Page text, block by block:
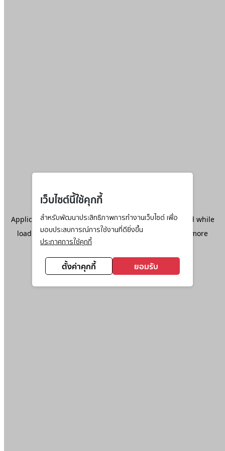
เว็บไซต์นี้ใช้คุกกี้
สำหรับพัฒนาประสิทธิภาพการทำงานเว็บไซต์ เพื่อ
มอบประสบการณ์การใช้งานที่ดียิ่งขึ้น
ประกาศการใช้คุกกี้
ตั้งค่าคุกกี้ ยอมรับ
Application error: aclient-side exception has occurred while
loadingwww.ktc.co.th(see the browser console
for more
information).